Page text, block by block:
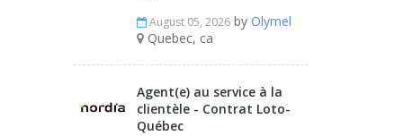
August 05, 2026 by Olymel
Quebec, ca
Agent(e) au service à la
clientèle - Contrat Loto-
Québec